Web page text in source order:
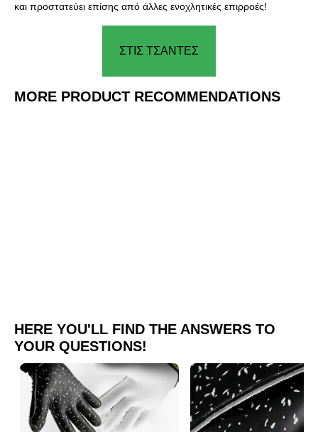
και προστατεύει επίσης από άλλες ενοχλητικές επιρροές!
ΣΤΙΣ ΤΣΑΝΤΕΣ
MORE PRODUCT RECOMMENDATIONS
HERE YOU'LL FIND THE ANSWERS TO
YOUR QUESTIONS!